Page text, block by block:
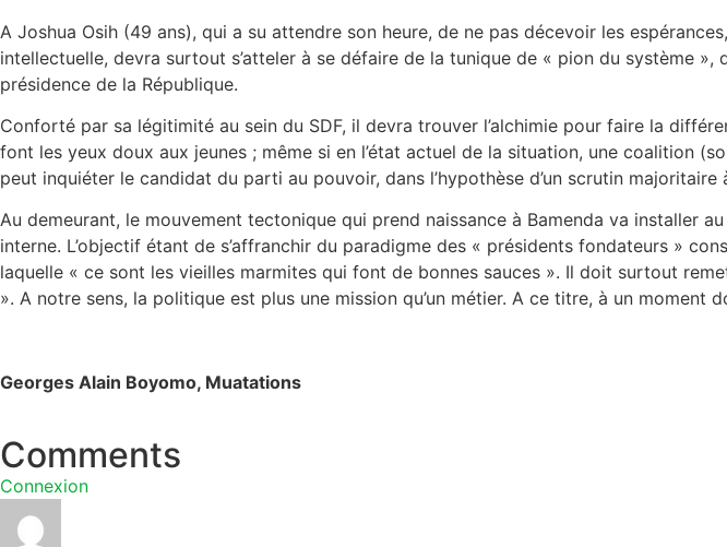
A Joshua Osih (49 ans), qui a su attendre son heure, de ne pas décevoir les
intellectuelle, devra surtout s’atteler à se défaire de la tunique de « pion du système
présidence de la République.
Conforté par sa légitimité au sein du SDF, il devra trouver l’alchimie pour faire la
font les yeux doux aux jeunes ; même si en l’état actuel de la situation, une coalition
peut inquiéter le candidat du parti au pouvoir, dans l’hypothèse d’un scrutin majoritaire
Au demeurant, le mouvement tectonique qui prend naissance à Bamenda va installer
interne. L’objectif étant de s’affranchir du paradigme des « présidents fondateurs »
laquelle « ce sont les vieilles marmites qui font de bonnes sauces ». Il doit surtout
». A notre sens, la politique est plus une mission qu’un métier. A ce titre, à un
Georges Alain Boyomo, Muatations
Comments
Connexion